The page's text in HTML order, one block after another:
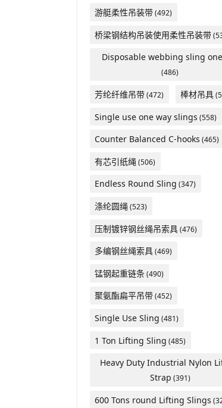
游艇柔性吊装带(492)
桥梁钢结构吊装使用柔性吊装带
Disposable webbing sling
(486)
芳纶纤维吊带(472) 棒材吊具
Single use one way slings (558)
Counter Balanced C-hooks (465)
有芯引纸绳(506)
Endless Round Sling (347)
涤纶圆绳(523)
压制镀锌钢丝绳吊索具(476)
多编钢丝绳索具(469)
锰钢起重链条(490)
聚氨酯扁平吊带(452)
Single Use Sling (481)
1 Ton Lifting Sling (485)
Heavy Duty Industrial Nylon
Strap (391)
600 Tons round Lifting Slings